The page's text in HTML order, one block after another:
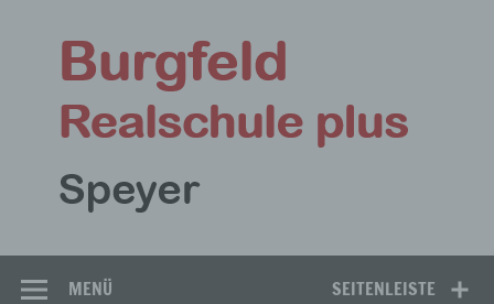
springen
SEITENLEISTE
MENÜ